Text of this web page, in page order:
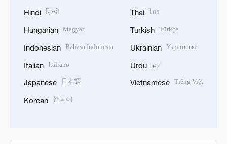
Hindi हिन्दी
Hungarian Magyar
Indonesian Bahasa Indonesia
Italian Italiano
Japanese 日本語
Korean 한국어
Thai ไทย
Turkish Türkçe
Ukrainian Українська
Urdu اردو
Vietnamese Tiếng Việt